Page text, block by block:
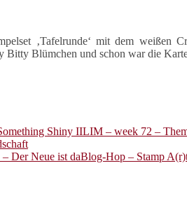
‚Tafelrunde‘ mit dem weißen
Bitty Blümchen und schon war die
LIM – week 72 –
Blog-Hop – Stamp